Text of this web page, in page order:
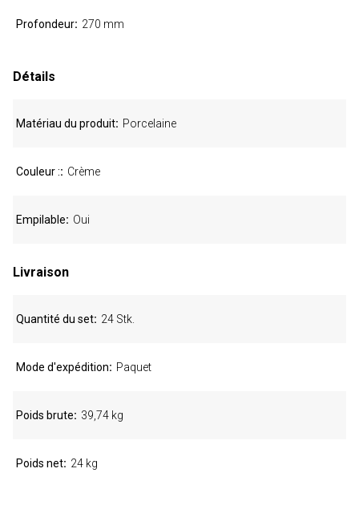
Profondeur 270 mm
Détails
Matériau du produit Porcelaine
Couleur : Crème
Empilable Oui
Livraison
Quantité du set 24 Stk.
Mode d'expédition Paquet
Poids brute 39,74 kg
Poids net 24 kg